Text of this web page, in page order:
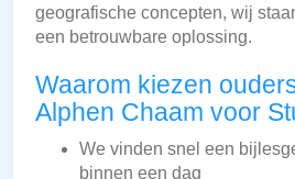
geografische concepten, wij
een betrouwbare oplossing.
Waarom kiezen
Alphen Chaam voor
We vinden snel een
binnen een dag